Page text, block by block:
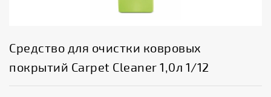
Средство для очистки ковровых
покрытий Carpet Cleaner 1,0л 1/12